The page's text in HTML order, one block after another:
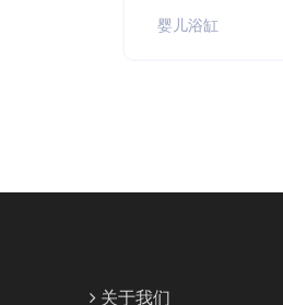
婴儿浴缸
关于我们